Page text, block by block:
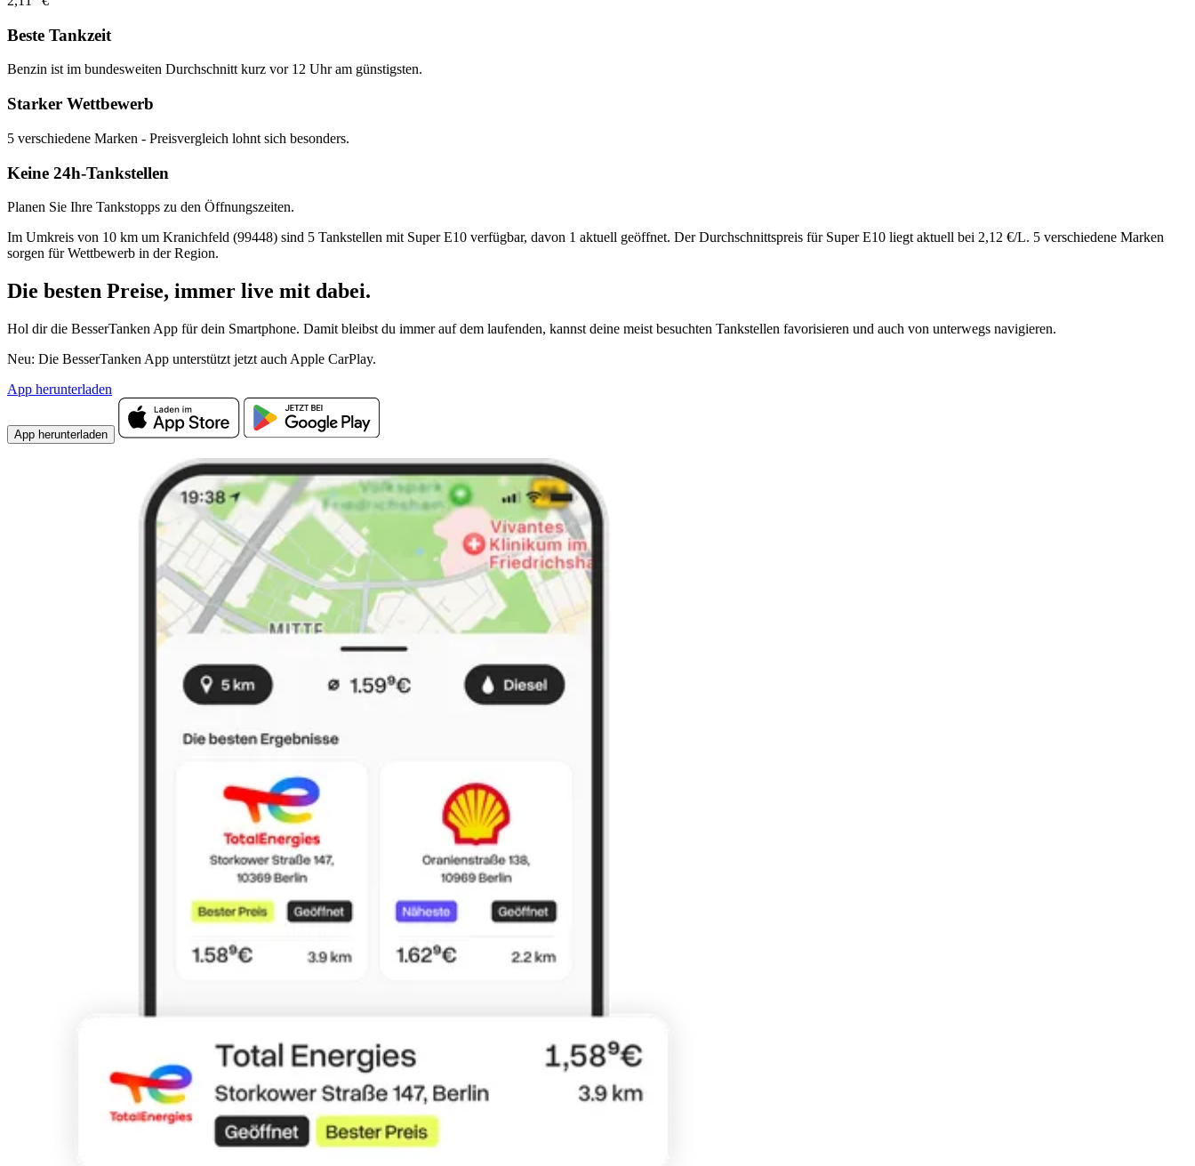
Beste Tankzeit
Benzin ist im bundesweiten Durchschnitt kurz vor 12 Uhr am günstigsten.
Starker Wettbewerb
5 verschiedene Marken - Preisvergleich lohnt sich besonders.
Keine 24h-Tankstellen
Planen Sie Ihre Tankstopps zu den Öffnungszeiten.
Im Umkreis von 10 km um Kranichfeld (99448) sind 5 Tankstellen mit Super E10 verfügbar, davon 1 aktuell geöffnet. Der Durchschnittspreis für Super E10 liegt aktuell bei 2,12 €/L. 5 verschiedene Marken
sorgen für Wettbewerb in der Region.
Die besten Preise, immer live mit dabei.
Hol dir die BesserTanken App für dein Smartphone. Damit bleibst du immer auf dem laufenden, kannst deine meist besuchten Tankstellen favorisieren und auch von unterwegs navigieren.
Neu: Die BesserTanken App unterstützt jetzt auch Apple CarPlay.
App herunterladen
App herunterladen